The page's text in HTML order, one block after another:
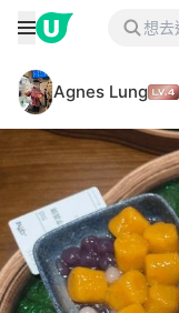
Agnes Lung